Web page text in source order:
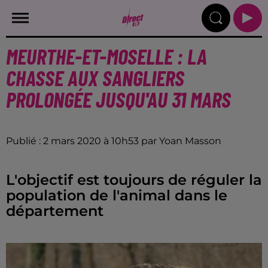
MEURTHE-ET-MOSELLE : LA
CHASSE AUX SANGLIERS
PROLONGÉE JUSQU'AU 31 MARS
Publié : 2 mars 2020 à 10h53 par Yoan Masson
L'objectif est toujours de réguler la
population de l'animal dans le
département